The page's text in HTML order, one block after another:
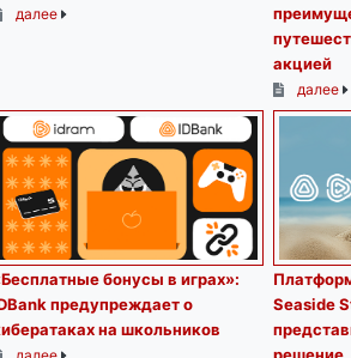
далее
акцией
далее
бонусы в играх»:
предупреждает о
на школьников
Seaside